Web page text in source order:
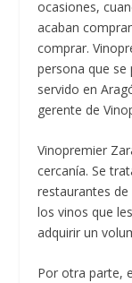
ocasiones,
acaban
comprar.
persona que
servido en
gerente de
Vinopremier
cercanía. Se
restaurantes
los vinos que
adquirir un
Por otra parte,